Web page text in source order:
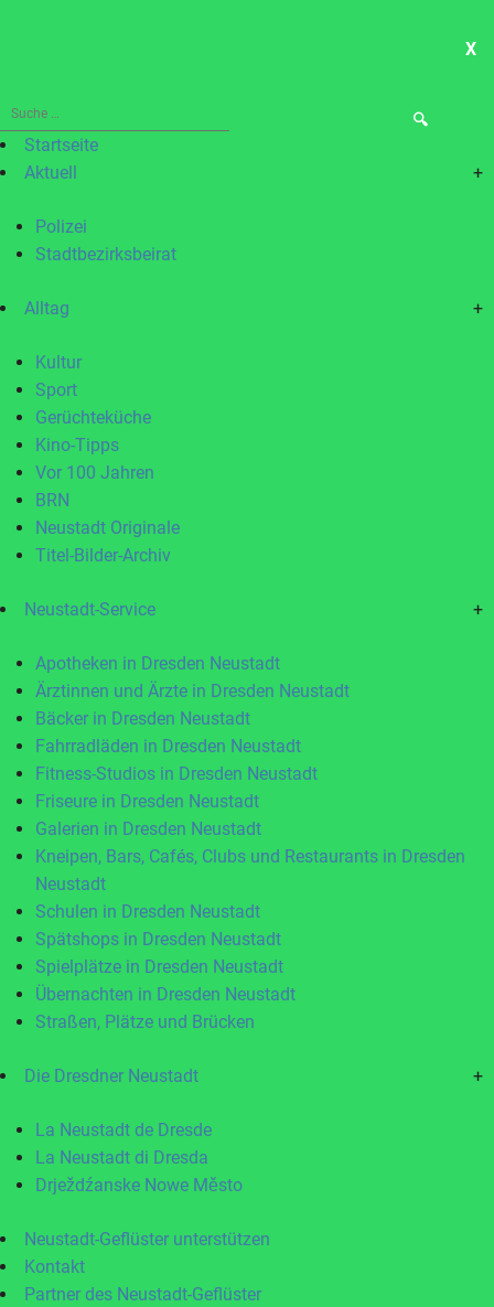
X
Suche
nach:Startseite
Aktuell
+
Polizei
Stadtbezirksbeirat
Alltag +
Kultur
Sport
Gerüchteküche
Kino-Tipps
Vor 100 Jahren
BRN
Neustadt Originale
Titel-Bilder-Archiv
Neustadt-Service +
Apotheken in Dresden Neustadt
Ärztinnen und Ärzte in Dresden Neustadt
Bäcker in Dresden Neustadt
Fahrradläden in Dresden Neustadt
Fitness-Studios in Dresden Neustadt
Friseure in Dresden Neustadt
Galerien in Dresden Neustadt
Kneipen, Bars, Cafés, Clubs und Restaurants in Dresden
Neustadt
Schulen in Dresden Neustadt
Spätshops in Dresden Neustadt
Spielplätze in Dresden Neustadt
Übernachten in Dresden Neustadt
Straßen, Plätze und Brücken
Die Dresdner Neustadt +
La Neustadt de Dresde
La Neustadt di Dresda
Drježdźanske Nowe Město
Neustadt-Geflüster unterstützen
Kontakt
Partner des Neustadt-Geflüster